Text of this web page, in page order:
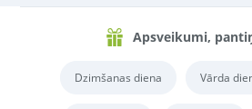
Apsveikumi,
Dzimšanas diena Vārda